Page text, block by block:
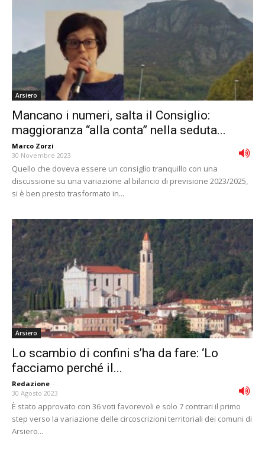
Arsiero
Mancano i numeri, salta il Consiglio:
maggioranza “alla conta” nella seduta...
Marco Zorzi -
30 Novembre 2023
Quello che doveva essere un consiglio tranquillo con una
discussione su una variazione al bilancio di previsione 2023/2025,
si è ben presto trasformato in...
Arsiero
Lo scambio di confini s’ha da fare: ‘Lo
facciamo perché il...
Redazione -
30 Agosto 2023
È stato approvato con 36 voti favorevoli e solo 7 contrari il primo
step verso la variazione delle circoscrizioni territoriali dei comuni di
Arsiero...